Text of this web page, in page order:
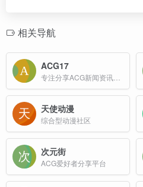
相关导航
ACG17
天使动漫
综合型动漫社区
次元街
ACG爱好者分享平台